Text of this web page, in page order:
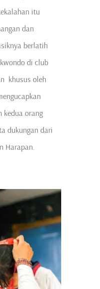
itu
dan
berlatih
di club
khusus oleh
kedua orang
dukungan dari
Harapan.